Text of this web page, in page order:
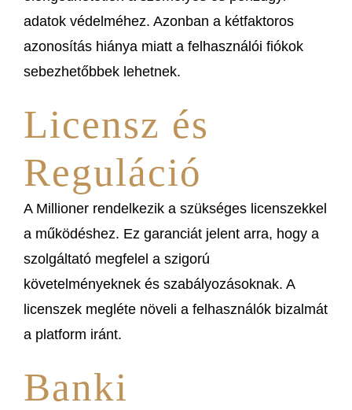
adatok védelméhez. Azonban a kétfaktoros
azonosítás hiánya miatt a felhasználói fiókok
sebezhetőbbek lehetnek.
Licensz és
Reguláció
A Millioner rendelkezik a szükséges licenszekkel
a működéshez. Ez garanciát jelent arra, hogy a
szolgáltató megfelel a szigorú
követelményeknek és szabályozásoknak. A
licenszek megléte növeli a felhasználók bizalmát
a platform iránt.
Banki